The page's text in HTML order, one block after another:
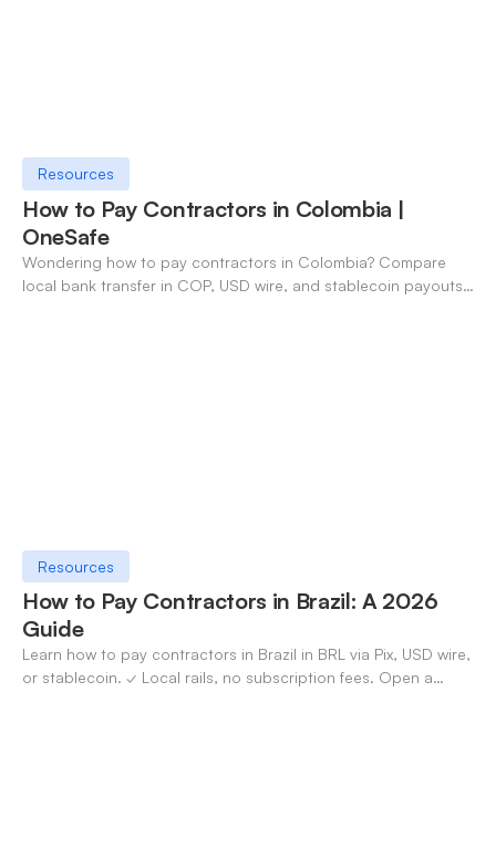
Resources
How to Pay Contractors in Colombia |
OneSafe
Wondering how to pay contractors in Colombia? Compare
local bank transfer in COP, USD wire, and stablecoin payouts.
Resources
How to Pay Contractors in Brazil: A 2026
Guide
Learn how to pay contractors in Brazil in BRL via Pix, USD wire,
or stablecoin. ✓ Local rails, no subscription fees. Open a